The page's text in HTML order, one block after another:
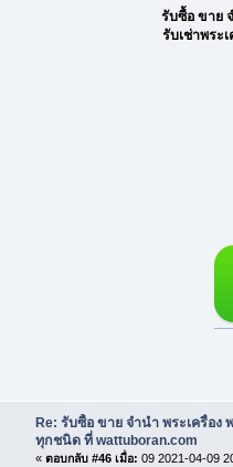
รับซื้อ ขาย
รับเช่าพระ
Re: รับซื้อ ขาย จำนำ พระเครื่อง
ทุกชนิด ที่ wattuboran.com
« ตอบกลับ #46 เมื่อ: 09 2021-04-09